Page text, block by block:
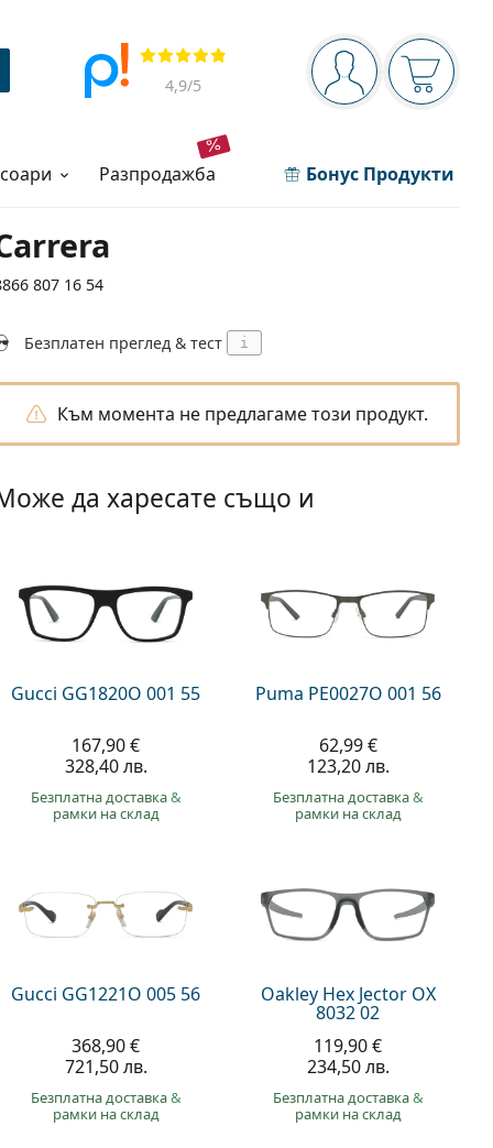
Navigation panel
Вие сте вписани
Прегледи
4,9/5
разпродажба Бонус Продукти
807 16 54
Безплатен преглед & тест i
Към момента не предлагаме този продукт.
да харесате също и
Gucci GG1820O 001 55
167,90 €
328,40 лв.
Безплатна доставка&
рамки на склад
Puma PE0027O 001 56
62,99 €
123,20 лв.
Безплатна доставка&
рамки на склад
Gucci GG1221O 005 56
368,90 €
721,50 лв.
Безплатна доставка&
рамки на склад
Oakley Hex Jector OX
8032 02
119,90 €
234,50 лв.
Безплатна доставка&
рамки на склад